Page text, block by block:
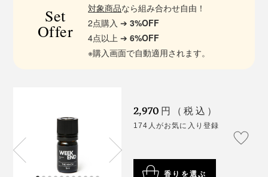
Set
Offer
対象商品なら組み合わせ自由！
2点購入 ➔3%OFF
4点以上 ➔6%OFF
※購入画面で自動適用されます。
2,970 円（税込）
174人がお気に入り登録
香りを選ぶ